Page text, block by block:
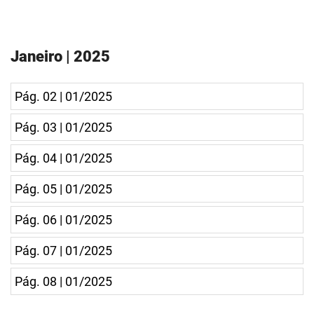
Janeiro | 2025
Pág. 02 | 01/2025
Pág. 03 | 01/2025
Pág. 04 | 01/2025
Pág. 05 | 01/2025
Pág. 06 | 01/2025
Pág. 07 | 01/2025
Pág. 08 | 01/2025